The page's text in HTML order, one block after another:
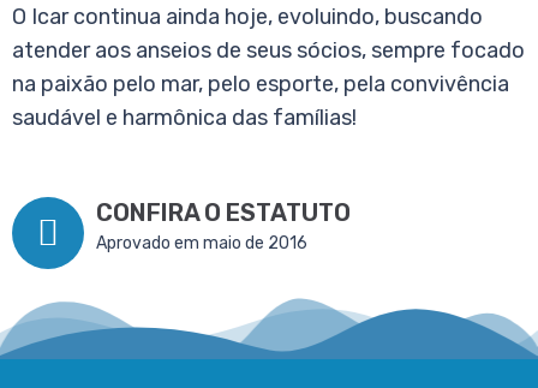
O Icar continua ainda hoje, evoluindo, buscando
atender aos anseios de seus sócios, sempre focado
na paixão pelo mar, pelo esporte, pela convivência
saudável e harmônica das famílias!
CONFIRA O ESTATUTO
Aprovado em maio de 2016